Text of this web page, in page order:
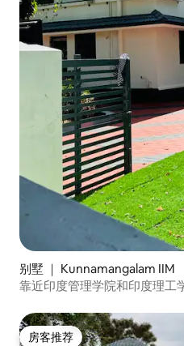
别墅 ｜ Kunnamangalam IIM
靠近印度管理学院和印度理工
房客推荐